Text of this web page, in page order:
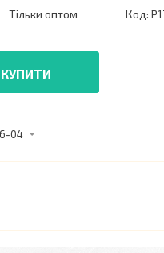
Тільки оптом Код:
КУПИТИ
04